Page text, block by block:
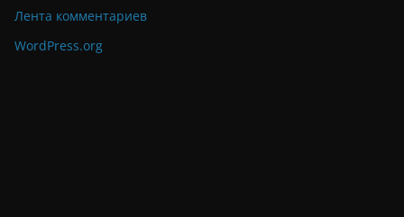
Лента комментариев
WordPress.org